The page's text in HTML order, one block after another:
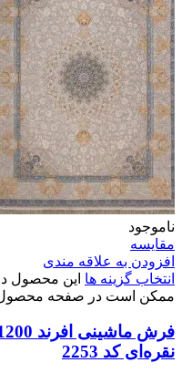
ناموجود
مقایسه
افزودن به علاقه مندی
انتخاب گزینه ها این محصول
ممکن است در صفحه محصول
نقره‌ای کد 2253